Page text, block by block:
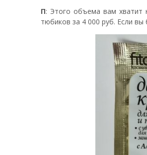
П: Этого объема вам хватит
тюбиков за 4 000 руб. Если